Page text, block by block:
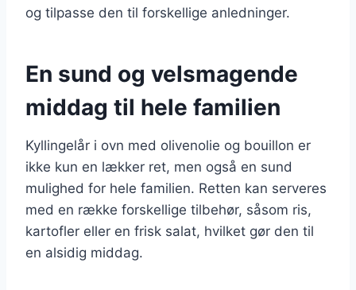
og tilpasse den til forskellige anledninger.
En sund og velsmagende
middag til hele familien
Kyllingelår i ovn med olivenolie og bouillon er
ikke kun en lækker ret, men også en sund
mulighed for hele familien. Retten kan serveres
med en række forskellige tilbehør, såsom ris,
kartofler eller en frisk salat, hvilket gør den til
en alsidig middag.